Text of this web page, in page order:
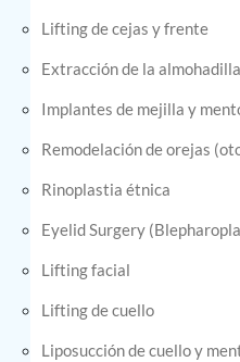
Lifting de cejas y frente
Extracción de la
Implantes de mejilla y
Remodelación de orejas
Rinoplastia étnica
Eyelid Surgery
Lifting facial
Lifting de cuello
Liposucción de cuello y